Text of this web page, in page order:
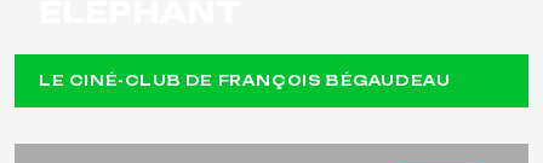
LE CINÉ-CLUB DE FRANÇOIS BÉGAUDEAU